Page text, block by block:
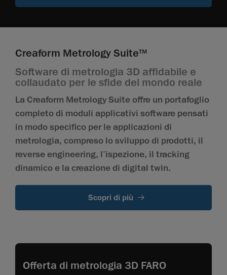
Creaform Metrology SuiteTM
Software di metrologia 3D affidabile e
collaudato per le sfide del mondo reale
La Creaform Metrology Suite offre un portafoglio
completo di moduli applicativi software pensati
in modo specifico per le applicazioni di
metrologia, compreso lo sviluppo di prodotti, il
reverse engineering, l’ispezione, il tracking
dinamico e la creazione di digital twin.
Scopri di più
Offerta di metrologia 3D FARO